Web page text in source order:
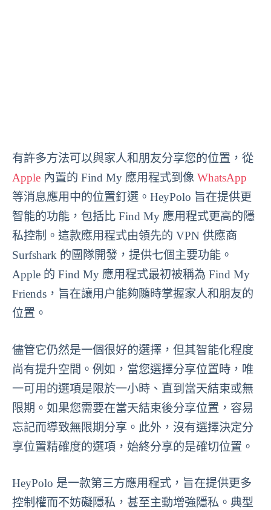
有許多方法可以與家人和朋友分享您的位置，從
Apple 內置的 Find My 應用程式到像 WhatsApp
等消息應用中的位置釘選。HeyPolo 旨在提供更
智能的功能，包括比 Find My 應用程式更高的隱
私控制。這款應用程式由領先的 VPN 供應商
Surfshark 的團隊開發，提供七個主要功能。
Apple 的 Find My 應用程式最初被稱為 Find My
Friends，旨在讓用户能夠隨時掌握家人和朋友的
位置。
儘管它仍然是一個很好的選擇，但其智能化程度
尚有提升空間。例如，當您選擇分享位置時，唯
一可用的選項是限於一小時、直到當天結束或無
限期。如果您需要在當天結束後分享位置，容易
忘記而導致無限期分享。此外，沒有選擇決定分
享位置精確度的選項，始終分享的是確切位置。
HeyPolo 是一款第三方應用程式，旨在提供更多
控制權而不妨礙隱私，甚至主動增強隱私。典型